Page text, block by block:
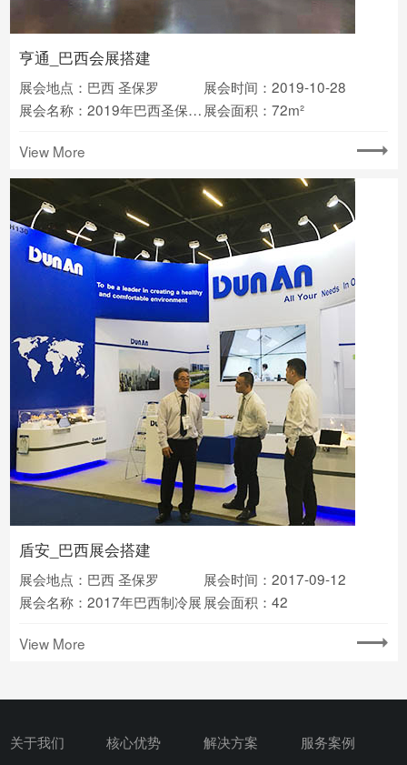
亨通_巴西会展搭建
展会地点：巴西 圣保罗
展会时间：2019-10-28
展会名称：2019年巴西圣保罗国际通信设备展 展会面积：72m²
View More
盾安_巴西展会搭建
展会地点：巴西 圣保罗
展会时间：2017-09-12
展会名称：2017年巴西制冷展 展会面积：42
View More
关于我们 核心优势 解决方案 服务案例